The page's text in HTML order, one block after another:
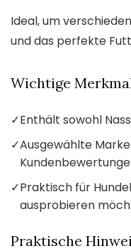
Ideal, um
und das perfekte
Wichtige
✓Enthält sowohl
✓Ausgewählte
✓Praktisch für
ausprobieren
Praktische